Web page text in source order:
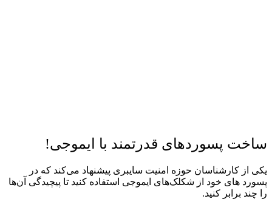
ساخت پسوردهای قدرتمند با ایموجی!
یکی از کارشناسان حوزه امنیت سایبری پیشنهاد می‌کند که در
پسورد های خود از شکلک‌های ایموجی استفاده کنید تا پیچیدگی آن‌ها
را چند برابر کنید.